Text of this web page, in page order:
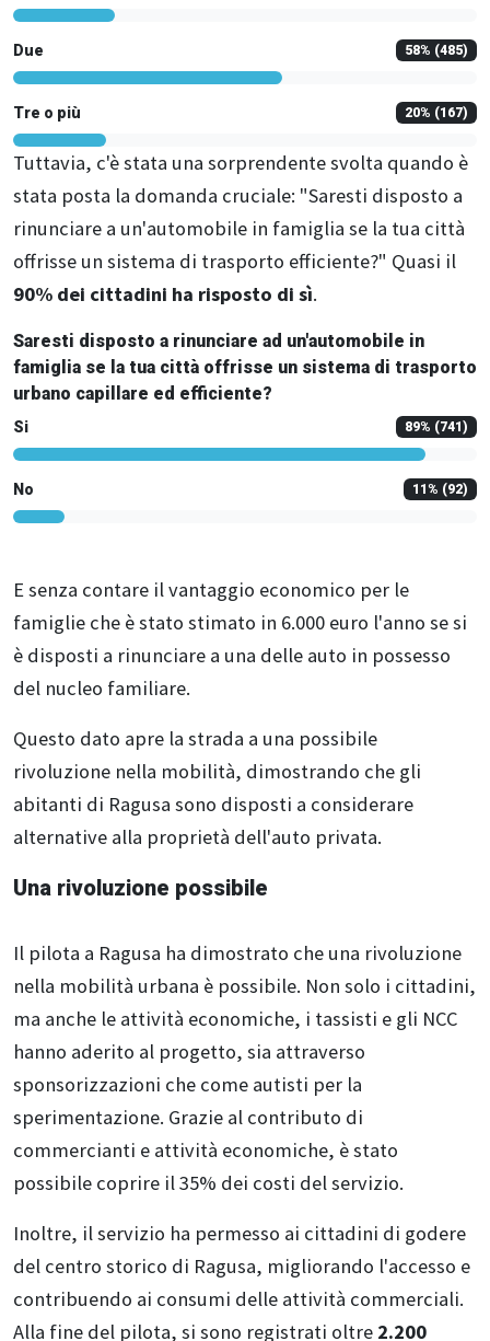
Due 58% (485)
Tre o più 20% (167)
Tuttavia, c'è stata una sorprendente svolta quando è
stata posta la domanda cruciale: "Saresti disposto a
rinunciare a un'automobile in famiglia se la tua città
offrisse un sistema di trasporto efficiente?" Quasi il
90% dei cittadini ha risposto di sì.
Saresti disposto a rinunciare ad un'automobile in
famiglia se la tua città offrisse un sistema di trasporto
urbano capillare ed efficiente?
Si 89% (741)
No 11 % (92)
E senza contare il vantaggio economico per le
famiglie che è stato stimato in 6.000 euro l'anno se si
è disposti a rinunciare a una delle auto in possesso
del nucleo familiare.
Questo dato apre la strada a una possibile
rivoluzione nella mobilità, dimostrando che gli
abitanti di Ragusa sono disposti a considerare
alternative alla proprietà dell'auto privata.
Una rivoluzione possibile
Il pilota a Ragusa ha dimostrato che una rivoluzione
nella mobilità urbana è possibile. Non solo i cittadini,
ma anche le attività economiche, i tassisti e gli NCC
hanno aderito al progetto, sia attraverso
sponsorizzazioni che come autisti per la
sperimentazione. Grazie al contributo di
commercianti e attività economiche, è stato
possibile coprire il 35% dei costi del servizio.
Inoltre, il servizio ha permesso ai cittadini di godere
del centro storico di Ragusa, migliorando l'accesso e
contribuendo ai consumi delle attività commerciali.
Alla fine del pilota, si sono registrati oltre 2.200